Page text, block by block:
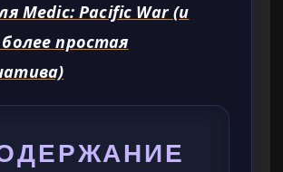
Medic: Pacific War (и
простая